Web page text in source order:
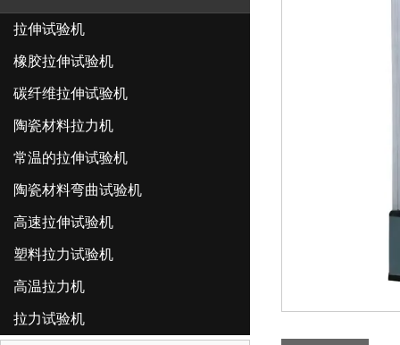
拉伸试验机
橡胶拉伸试验机
碳纤维拉伸试验机
陶瓷材料拉力机
常温的拉伸试验机
陶瓷材料弯曲试验机
高速拉伸试验机
塑料拉力试验机
高温拉力机
拉力试验机